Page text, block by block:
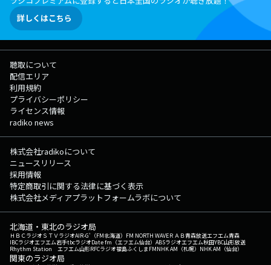
詳しくはこちら
聴取について
配信エリア
利用規約
プライバシーポリシー
ライセンス情報
radiko news
株式会社radikoについて
ニュースリリース
採用情報
特定商取引に関する法律に基づく表示
株式会社メディアプラットフォームラボについて
北海道・東北のラジオ局
ＨＢＣラジオＳＴＶラジオAIR-G'（FM北海道） FM NORTH WAVEＲＡＢ青森放送エフエム青森
IBCラジオエフエム岩手tbcラジオDate fm（エフエム仙台） ABSラジオエフエム秋田YBC山形放送
Rhythm Station エフエム山形RFCラジオ福島ふくしまFMNHK AM（札幌） NHK AM（仙台）
関東のラジオ局